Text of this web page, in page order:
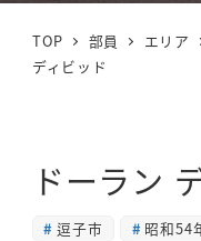
TOP 部員 エリア
ディビッド
ドーラン
逗子市 昭和54